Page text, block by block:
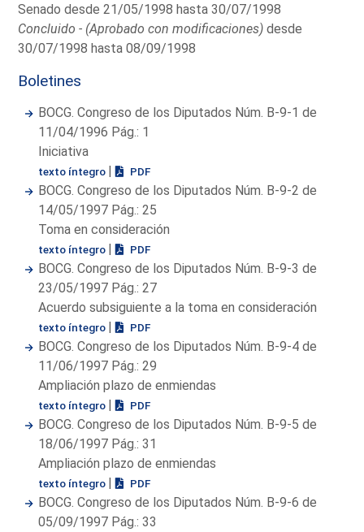
Senado desde 21/05/1998 hasta 30/07/1998
Concluido - (Aprobado con modificaciones) desde
30/07/1998 hasta 08/09/1998
Boletines
BOCG. Congreso de los Diputados Núm. B-9-1 de
11/04/1996 Pág.: 1
Iniciativa
texto íntegro | PDF
BOCG. Congreso de los Diputados Núm. B-9-2 de
14/05/1997 Pág.: 25
Toma en consideración
texto íntegro | PDF
BOCG. Congreso de los Diputados Núm. B-9-3 de
23/05/1997 Pág.: 27
Acuerdo subsiguiente a la toma en consideración
texto íntegro | PDF
BOCG. Congreso de los Diputados Núm. B-9-4 de
11/06/1997 Pág.: 29
Ampliación plazo de enmiendas
texto íntegro | PDF
BOCG. Congreso de los Diputados Núm. B-9-5 de
18/06/1997 Pág.: 31
Ampliación plazo de enmiendas
texto íntegro | PDF
BOCG. Congreso de los Diputados Núm. B-9-6 de
05/09/1997 Pág.: 33